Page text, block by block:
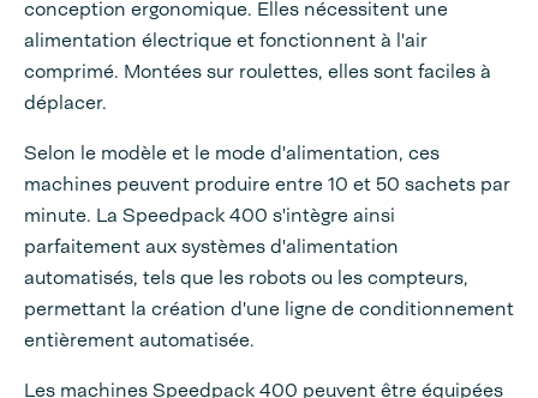
conception ergonomique. Elles nécessitent une
alimentation électrique et fonctionnent à l'air
comprimé. Montées sur roulettes, elles sont faciles à
déplacer.
Selon le modèle et le mode d'alimentation, ces
machines peuvent produire entre 10 et 50 sachets par
minute. La Speedpack 400 s'intègre ainsi
parfaitement aux systèmes d'alimentation
automatisés, tels que les robots ou les compteurs,
permettant la création d'une ligne de conditionnement
entièrement automatisée.
Les machines Speedpack 400 peuvent être équipées